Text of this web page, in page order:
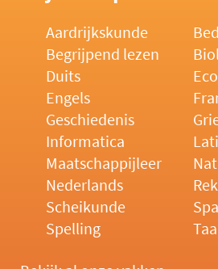
Aardrijkskunde
Begrijpend lezen
Duits
Engels
Geschiedenis
Informatica
Maatschappijleer
Nederlands
Scheikunde
Spelling